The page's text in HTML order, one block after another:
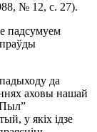
№ 12, с. 27).
падсумуем
да
аховы нашай
у якіх ідзе